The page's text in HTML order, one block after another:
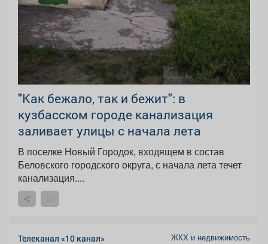
"Как бежало, так и бежит": в
кузбасском городе канализация
заливает улицы с начала лета
В поселке Новый Городок, входящем в состав
Беловского городского округа, с начала лета течет
канализация....
Телеканал «10 канал»
ЖКХ и недвижимость